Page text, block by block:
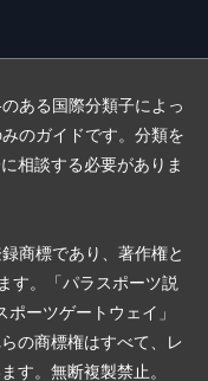
ある国際分類子によっ
のガイドです。分類を
相談する必要がありま
商標であり、著作権と
す。「パラスポーツ説
ーツゲートウェイ」
の商標権はすべて、レ
す。無断複製禁止。